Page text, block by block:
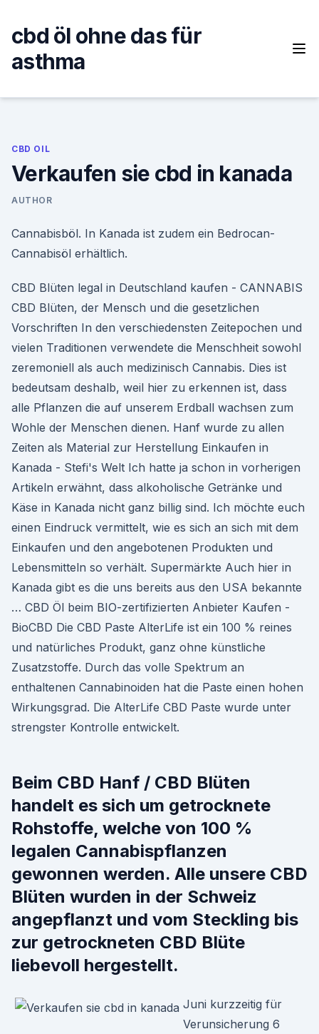
content
cbd öl ohne das für
asthma
CBD OIL
Verkaufen sie cbd in kanada
AUTHOR
Cannabisböl. In Kanada ist zudem ein Bedrocan-
Cannabisöl erhältlich.
CBD Blüten legal in Deutschland kaufen - CANNABIS
CBD Blüten, der Mensch und die gesetzlichen
Vorschriften In den verschiedensten Zeitepochen und
vielen Traditionen verwendete die Menschheit sowohl
zeremoniell als auch medizinisch Cannabis. Dies ist
bedeutsam deshalb, weil hier zu erkennen ist, dass
alle Pflanzen die auf unserem Erdball wachsen zum
Wohle der Menschen dienen. Hanf wurde zu allen
Zeiten als Material zur Herstellung Einkaufen in
Kanada - Stefi's Welt Ich hatte ja schon in vorherigen
Artikeln erwähnt, dass alkoholische Getränke und
Käse in Kanada nicht ganz billig sind. Ich möchte euch
einen Eindruck vermittelt, wie es sich an sich mit dem
Einkaufen und den angebotenen Produkten und
Lebensmitteln so verhält. Supermärkte Auch hier in
Kanada gibt es die uns bereits aus den USA bekannte
… CBD Öl beim BIO-zertifizierten Anbieter Kaufen -
BioCBD Die CBD Paste AlterLife ist ein 100 % reines
und natürliches Produkt, ganz ohne künstliche
Zusatzstoffe. Durch das volle Spektrum an
enthaltenen Cannabinoiden hat die Paste einen hohen
Wirkungsgrad. Die AlterLife CBD Paste wurde unter
strengster Kontrolle entwickelt.
Beim CBD Hanf / CBD Blüten
handelt es sich um getrocknete
Rohstoffe, welche von 100 %
legalen Cannabispflanzen
gewonnen werden. Alle unsere CBD
Blüten wurden in der Schweiz
angepflanzt und vom Steckling bis
zur getrockneten CBD Blüte
liebevoll hergestellt.
Juni kurzzeitig für
Verunsicherung 6